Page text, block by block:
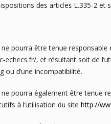
des articles L.335-2 et
ne pourra être tenue
echecs.fr/, et résultant soit de
ou d’une incompatibilité.
ne pourra également être
à l’utilisation du site http://